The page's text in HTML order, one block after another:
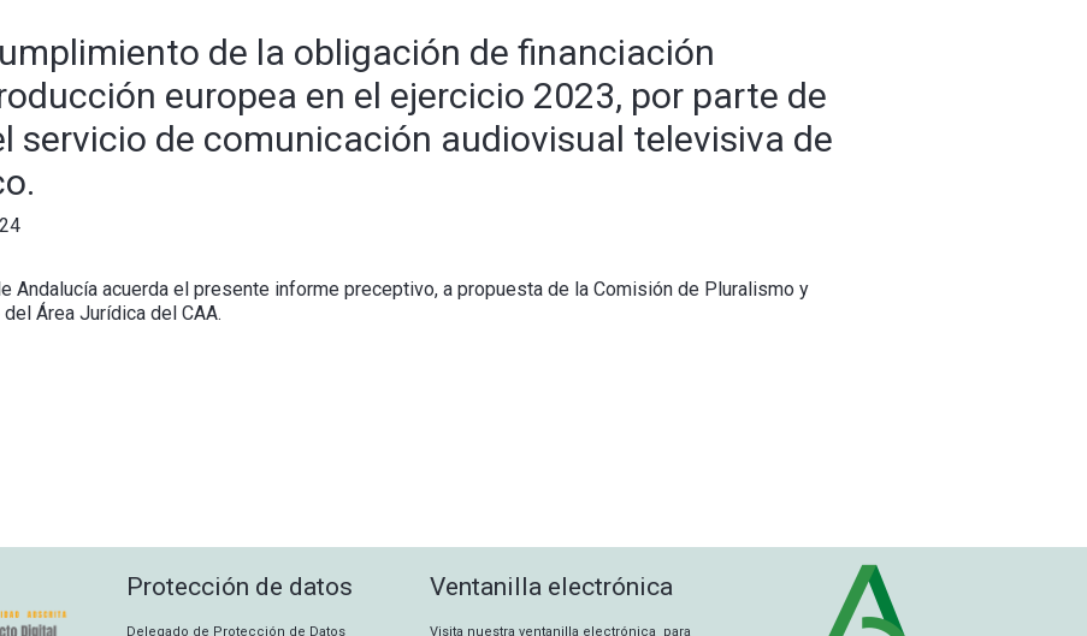
de la obligación de financiación
europea en el ejercicio 2023, por parte de
servicio de comunicación audiovisual televisiva de
Andalucía acuerda el presente informe preceptivo, a propuesta de la Comisión de Pluralismo y
Área Jurídica del CAA.
Protección de datos
Delegado de Protección de Datos
Ventanilla electrónica
Visita nuestra ventanilla electrónica para